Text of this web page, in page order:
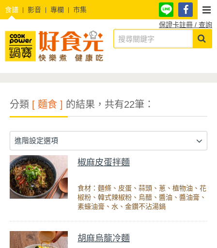
食譜 影音 專欄
市集
保證卡註冊 / 查詢
分類 [ 麵食 ] 的結果，共有22筆：
進階設定選項
椒麻皮蛋拌麵
食材：麵條、皮蛋、蒜頭、蔥、植物油、花
椒粉、韓式辣椒粉、烏醋、醬油、醬油膏、
素蠔油膏、水、金鑽不沾湯鍋
胡麻烏龍冷麵